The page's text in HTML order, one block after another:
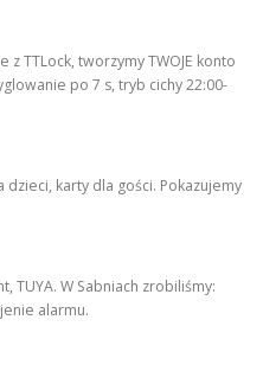
TTLock, tworzymy TWOJE konto
po 7 s, tryb cichy 22:00-
dzieci, karty dla gości. Pokazujemy
TUYA. W Sabniach zrobiliśmy:
alarmu.